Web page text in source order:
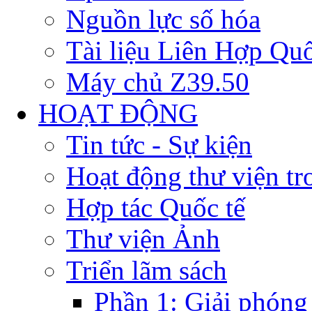
Nguồn lực số hóa
Tài liệu Liên Hợp
Máy chủ Z39.50
HOẠT ĐỘNG
Tin tức - Sự kiện
Hoạt động thư viện
Hợp tác Quốc tế
Thư viện Ảnh
Triển lãm sách
Phần 1: Giải